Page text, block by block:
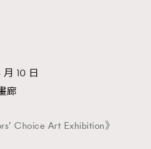
10 日
廊
Choice Art Exhibition》